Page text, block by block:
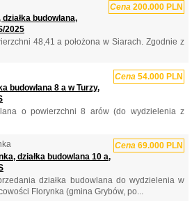
Cena 200.000 PLN
działka budowlana,
2025
48,41 a położona w Siarach. Zgodnie z
Cena 54.000 PLN
budowlana 8 a w Turzy,
o powierzchni 8 arów (do wydzielenia z
Cena 69.000 PLN
działka budowlana 10 a,
działka budowlana do wydzielenia w
Florynka (gmina Grybów, po...